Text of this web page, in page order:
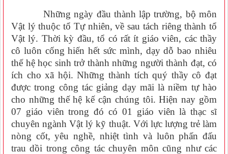
Những ngày đầu thành lập trường, bộ môn
Vật lý thuộc tổ Tự nhiên, về sau tách riêng thành tổ
Vật lý. Thời kỳ đầu, tổ có rất ít giáo viên, các thầy
cô luôn cống hiến hết sức mình, dạy dỗ bao nhiêu
thế hệ học sinh trở thành những người thành đạt, có
ích cho xã hội. Những thành tích quý thầy cô đạt
được trong công tác giảng dạy mãi là niềm tự hào
cho những thế hệ kế cận chúng tôi. Hiện nay gồm
07 giáo viên trong đó có 01 giáo viên là thạc sĩ
chuyên ngành Vật lý kỹ thuật. Với lực lượng trẻ làm
nòng cốt, yêu nghề, nhiệt tình và luôn phấn đấu
trau dồi trong công tác chuyên môn cũng như các